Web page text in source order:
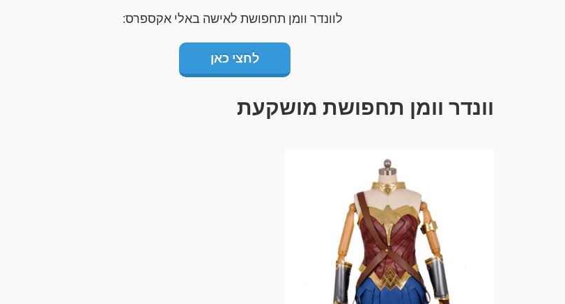
לוונדר וומן תחפושת לאישה באלי אקספרס:
לחצי כאן
וונדר וומן תחפושת מושקעת